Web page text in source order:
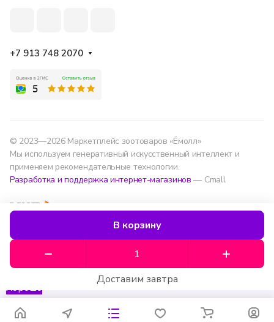
В корзину
Доставим завтра
+7 913 748 2070
© 2023—2026 Маркетплейс зоотоваров «Ёмолл»
Мы используем генеративный искусственный интеллект и
применяем рекомендательные технологии.
Разработка и поддержка интернет-магазинов — Cmall
Мы используем данные для удобства, улучшения
сервиса и аналитики — согласно
Хорошо